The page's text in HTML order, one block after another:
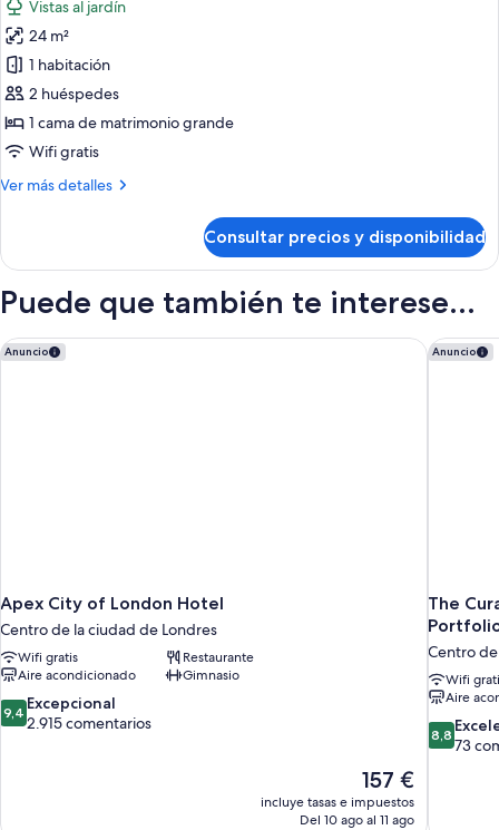
las
fotos
de
Garden
Deluxe
Vistas al jardín
24 m²
1 habitación
2 huéspedes
1 cama de matrimonio grande
Wifi gratis
Ver más detalles
Más
Deluxe
Consultar precios y disponibilidad
Puede que también te interese...
Anuncio
Apex City of London Hotel
Centro de la ciudad de Londres
Wifi gratis
Restaurante
Aire acondicionado
Gimnasio
9.4
sobre
9,4 Excepcional
2.915 comentarios
El
precio
actual
157 €
incluye tasas e impuestos
Del 10 ago al 11 ago
Apex City of London Hotel Anuncio
The
Centro
Wifi
Aire
8.8
sobre
8,8
73
The